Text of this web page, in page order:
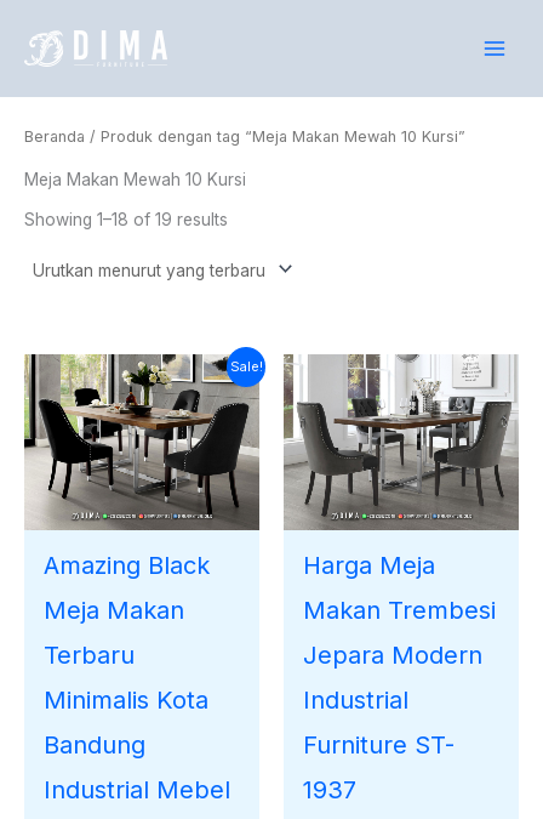
Beranda / Produk dengan tag “Meja Makan Mewah 10 Kursi”
Meja Makan Mewah 10 Kursi
Showing 1–18 of 19 results
Sale!
Amazing Black
Meja Makan
Terbaru
Minimalis Kota
Bandung
Industrial Mebel
Harga
aslinya
adalah:
Rp28.000.000.
Harga
saat
ini
adalah:
Rp25.643.000.
Harga Meja
Makan Trembesi
Jepara Modern
Industrial
Furniture ST-
1937